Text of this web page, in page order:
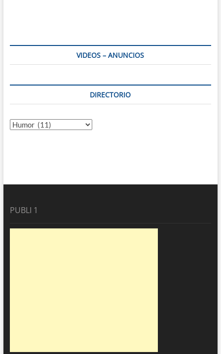
VIDEOS – ANUNCIOS
DIRECTORIO
Directorio
PUBLI 1